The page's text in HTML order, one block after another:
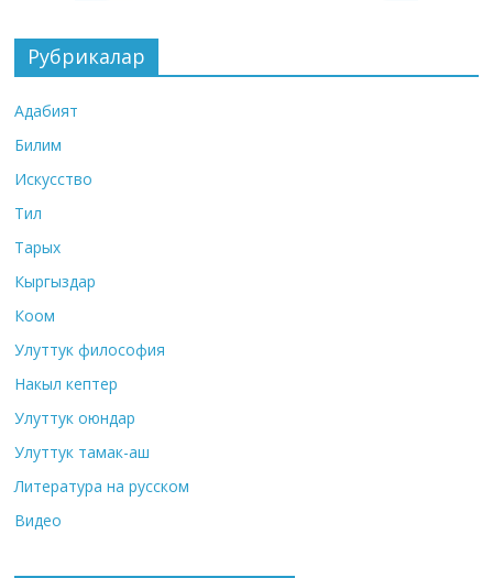
Рубрикалар
Адабият
Билим
Искусство
Тил
Тарых
Кыргыздар
Коом
Улуттук философия
Накыл кептер
Улуттук оюндар
Улуттук тамак-аш
Литература на русском
Видео